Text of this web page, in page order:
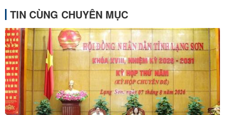
TIN CÙNG CHUYÊN MỤC